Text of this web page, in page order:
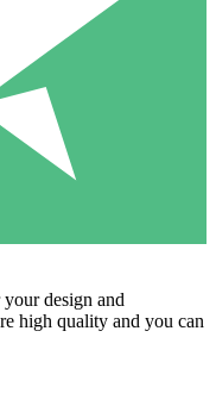
design and
high quality and you can